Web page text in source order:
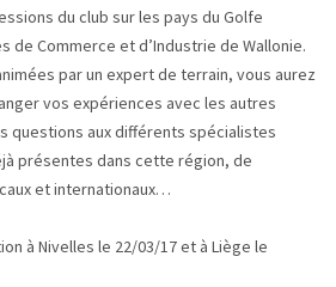
du club sur les pays du Golfe
de Commerce et d’Industrie de Wallonie.
par un expert de terrain, vous aurez
vos expériences avec les autres
questions aux différents spécialistes
présentes dans cette région, de
et internationaux…
à Nivelles le 22/03/17 et à Liège le